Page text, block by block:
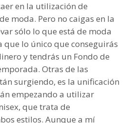
en la utilización de
moda. Pero no caigas en la
sólo lo que está de moda
que lo único que conseguirás
y tendrás un Fondo de
Otras de las
surgiendo, es la unificación
empezando a utilizar
que trata de
estilos. Aunque a mí